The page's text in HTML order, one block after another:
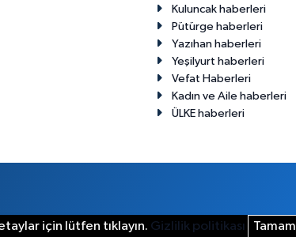
Kuluncak haberleri
Pütürge haberleri
Yazıhan haberleri
Yeşilyurt haberleri
Vefat Haberleri
Kadın ve Aile haberleri
ÜLKE haberleri
için lütfen tıklayın. Gizlilik politikası Tamam